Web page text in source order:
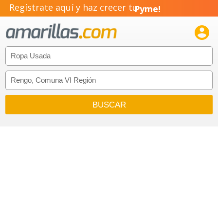
Regístrate aquí y haz crecer tuPyme!
Emprendimiento!
